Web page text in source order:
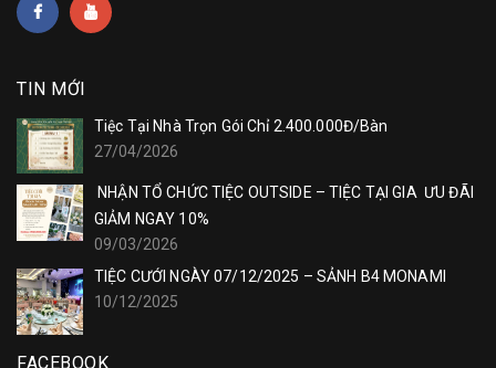
TIN MỚI
Tiệc Tại Nhà Trọn Gói Chỉ 2.400.000Đ/Bàn
27/04/2026
NHẬN TỔ CHỨC TIỆC OUTSIDE – TIỆC TẠI GIA ƯU ĐÃI
GIẢM NGAY 10%
09/03/2026
TIỆC CƯỚI NGÀY 07/12/2025 – SẢNH B4 MONAMI
10/12/2025
FACEBOOK